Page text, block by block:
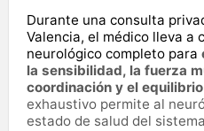
Durante una consulta
Valencia, el médico lleva a
neurológico completo para
la sensibilidad, la fuerza
coordinación y el equilibrio
exhaustivo permite al
estado de salud del